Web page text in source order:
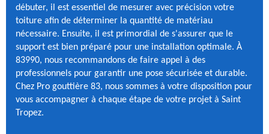
débuter, il est essentiel de mesurer avec précision votre
toiture afin de déterminer la quantité de matériau
nécessaire. Ensuite, il est primordial de s'assurer que le
support est bien préparé pour une installation optimale. À
83990, nous recommandons de faire appel à des
professionnels pour garantir une pose sécurisée et durable.
Chez Pro gouttière 83, nous sommes à votre disposition pour
vous accompagner à chaque étape de votre projet à Saint
Tropez.